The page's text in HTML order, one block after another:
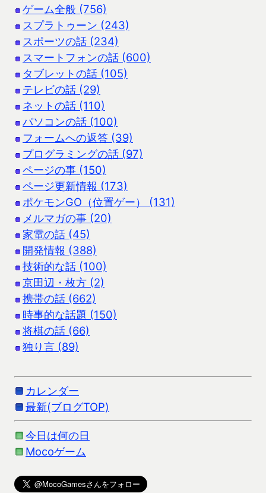
ゲーム全般 (756)
スプラトゥーン (243)
スポーツの話 (234)
スマートフォンの話 (600)
タブレットの話 (105)
テレビの話 (29)
ネットの話 (110)
パソコンの話 (100)
フォームへの返答 (39)
プログラミングの話 (97)
ページの事 (150)
ページ更新情報 (173)
ポケモンGO（位置ゲー） (131)
メルマガの事 (20)
家電の話 (45)
開発情報 (388)
技術的な話 (100)
京田辺・枚方 (2)
携帯の話 (662)
時事的な話題 (150)
将棋の話 (66)
独り言 (89)
カレンダー
最新(ブログTOP)
今日は何の日
Mocoゲーム